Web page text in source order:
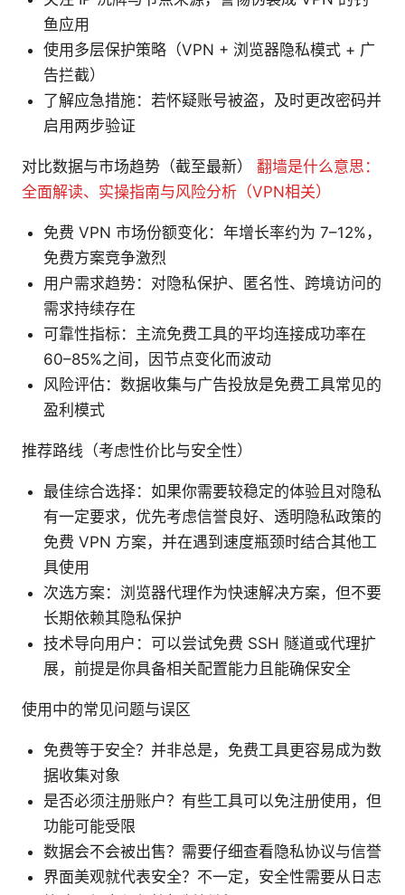
鱼应用
使用多层保护策略（VPN + 浏览器隐私模式 + 广
告拦截）
了解应急措施：若怀疑账号被盗，及时更改密码并
启用两步验证
对比数据与市场趋势（截至最新） 翻墙是什么意思：
全面解读、实操指南与风险分析（VPN相关）
免费 VPN 市场份额变化：年增长率约为 7–12%，
免费方案竞争激烈
用户需求趋势：对隐私保护、匿名性、跨境访问的
需求持续存在
可靠性指标：主流免费工具的平均连接成功率在
60–85%之间，因节点变化而波动
风险评估：数据收集与广告投放是免费工具常见的
盈利模式
推荐路线（考虑性价比与安全性）
最佳综合选择：如果你需要较稳定的体验且对隐私
有一定要求，优先考虑信誉良好、透明隐私政策的
免费 VPN 方案，并在遇到速度瓶颈时结合其他工
具使用
次选方案：浏览器代理作为快速解决方案，但不要
长期依赖其隐私保护
技术导向用户：可以尝试免费 SSH 隧道或代理扩
展，前提是你具备相关配置能力且能确保安全
使用中的常见问题与误区
免费等于安全？并非总是，免费工具更容易成为数
据收集对象
是否必须注册账户？有些工具可以免注册使用，但
功能可能受限
数据会不会被出售？需要仔细查看隐私协议与信誉
界面美观就代表安全？不一定，安全性需要从日志